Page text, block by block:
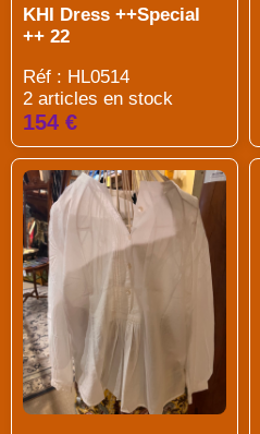
KHI Dress ++Special
++ 22
Réf : HL0514
2 articles en stock
154 €